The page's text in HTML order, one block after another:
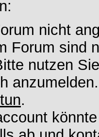
nicht
Forum sind
nutzen
.